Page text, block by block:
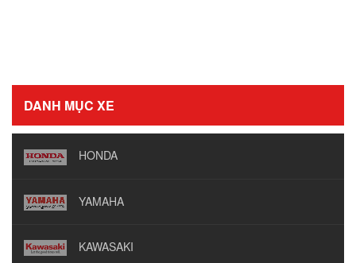
DANH MỤC XE
HONDA
YAMAHA
KAWASAKI